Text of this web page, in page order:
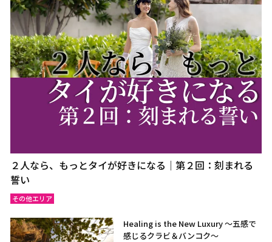
２人なら、もっとタイが好きになる｜第２回：刻まれる
誓い
その他エリア
Healing is the New Luxury ～五感で
感じるクラビ＆バンコク～